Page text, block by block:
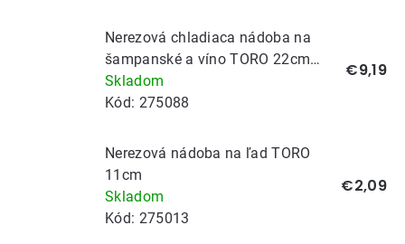
Nerezová chladiaca nádoba na
šampanské a víno TORO 22cm
čierna
Skladom
Kód: 275088
€9,19
Nerezová nádoba na ľad TORO
11cm
Skladom
Kód: 275013
€2,09